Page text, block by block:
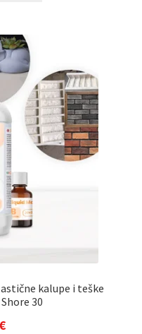
kalupe i teške
30
€